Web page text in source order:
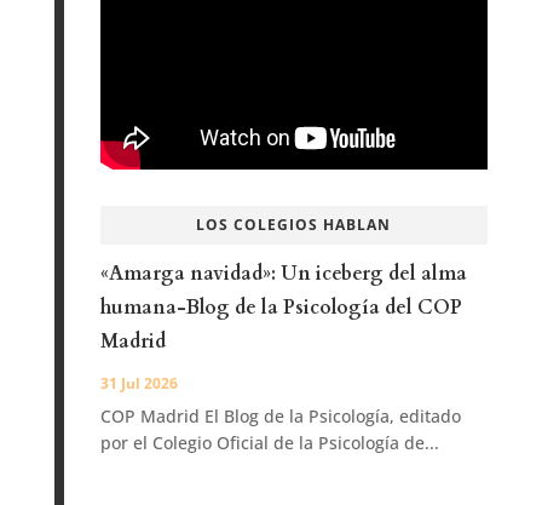
LOS COLEGIOS HABLAN
«Amarga navidad»: Un iceberg del alma
humana-Blog de la Psicología del COP
Madrid
31 Jul 2026
COP Madrid El Blog de la Psicología, editado
por el Colegio Oficial de la Psicología de...